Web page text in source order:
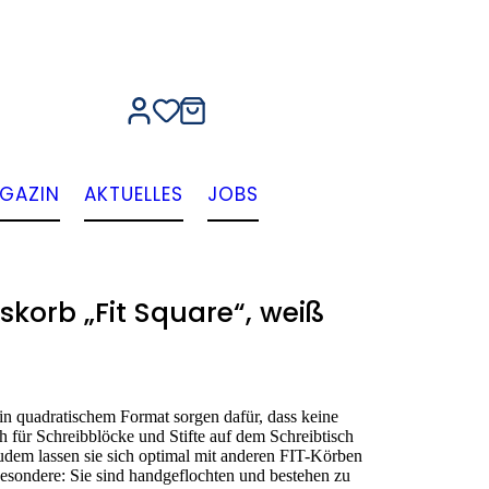
AKTUELLES JOBS
„Fit Square“, weiß
Format sorgen dafür, dass keine
für Schreibblöcke und Stifte auf dem Schreibtisch
lassen sie sich optimal mit anderen FIT-Körben
Sie sind handgeflochten und bestehen zu